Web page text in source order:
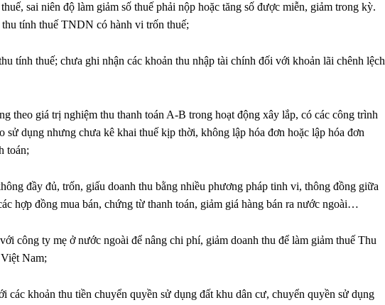
sai niên độ làm giảm số thuế phải nộp hoặc tăng số được miễn, giảm trong kỳ.
tính thuế TNDN có hành vi trốn thuế;
tính thuế; chưa ghi nhận các khoản thu nhập tài chính đối với khoản lãi chênh lệch
theo giá trị nghiệm thu thanh toán A-B trong hoạt động xây lắp, có các công trình
sử dụng nhưng chưa kê khai thuế kịp thời, không lập hóa đơn hoặc lập hóa đơn
toán;
đầy đủ, trốn, giấu doanh thu bằng nhiều phương pháp tinh vi, thông đồng giữa
hợp đồng mua bán, chứng từ thanh toán, giảm giá hàng bán ra nước ngoài…
công ty mẹ ở nước ngoài để nâng chi phí, giảm doanh thu để làm giảm thuế Thu
Nam;
các khoản thu tiền chuyển quyền sử dụng đất khu dân cư, chuyển quyền sử dụng